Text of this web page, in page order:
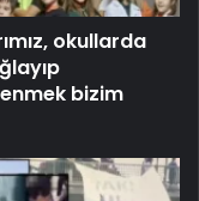
okullarda
bizim